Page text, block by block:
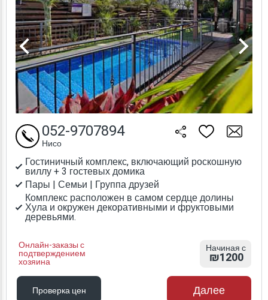
Гостиничный комплекс, включающий роскошную
виллу + 3 гостевых домика
Пары | Семьи | Группа друзей
Комплекс расположен в самом сердце долины
Хула и окружен декоративными и фруктовыми
деревьями.
Онлайн-заказы с
подтверждением
хозяина
052-9707894
Нисо
Начиная с
₪1200
Проверка цен Далее